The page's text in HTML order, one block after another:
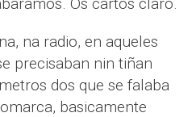
na radio, en aqueles
precisaban nin tiñan
dos que se falaba
basicamente